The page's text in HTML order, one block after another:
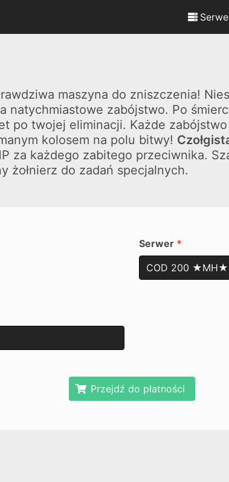
maszyna do zniszczenia!
natychmiastowe zabójstwo. Po
po twojej eliminacji. Każde
kolosem na polu bitwy!
za każdego zabitego przeciwnika.
żołnierz do zadań specjalnych.
Serwer
Przejdź do płatności